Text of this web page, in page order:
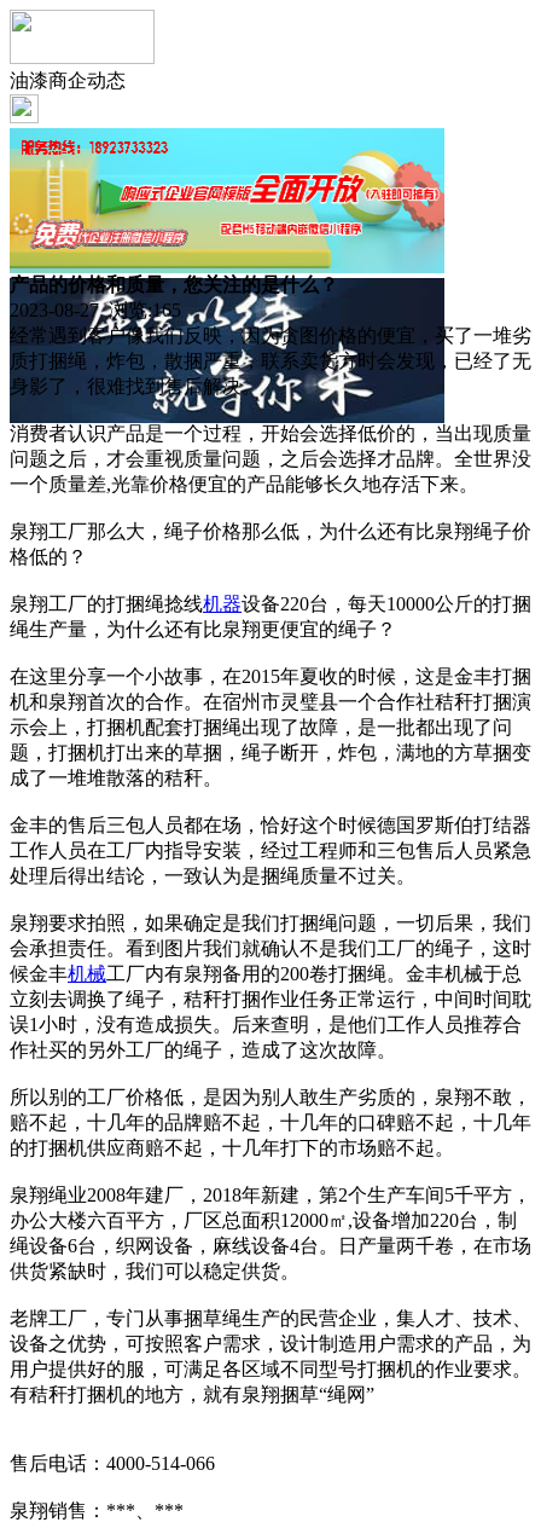
油漆商企动态
产品的价格和质量，您关注的是什么？
2023-08-27 浏览:165
经常遇到客户像我们反映，因为贪图价格的便宜，买了一堆劣
质打捆绳，炸包，散捆严重，联系卖货方时会发现，已经了无
身影了，很难找到售后解决。
消费者认识产品是一个过程，开始会选择低价的，当出现质量
问题之后，才会重视质量问题，之后会选择才品牌。全世界没
一个质量差,光靠价格便宜的产品能够长久地存活下来。
泉翔工厂那么大，绳子价格那么低，为什么还有比泉翔绳子价
格低的？
泉翔工厂的打捆绳捻线机器设备220台，每天10000公斤的打捆
绳生产量，为什么还有比泉翔更便宜的绳子？
在这里分享一个小故事，在2015年夏收的时候，这是金丰打捆
机和泉翔首次的合作。在宿州市灵璧县一个合作社秸秆打捆演
示会上，打捆机配套打捆绳出现了故障，是一批都出现了问
题，打捆机打出来的草捆，绳子断开，炸包，满地的方草捆变
成了一堆堆散落的秸秆。
金丰的售后三包人员都在场，恰好这个时候德国罗斯伯打结器
工作人员在工厂内指导安装，经过工程师和三包售后人员紧急
处理后得出结论，一致认为是捆绳质量不过关。
泉翔要求拍照，如果确定是我们打捆绳问题，一切后果，我们
会承担责任。看到图片我们就确认不是我们工厂的绳子，这时
候金丰机械工厂内有泉翔备用的200卷打捆绳。金丰机械于总
立刻去调换了绳子，秸秆打捆作业任务正常运行，中间时间耽
误1小时，没有造成损失。后来查明，是他们工作人员推荐合
作社买的另外工厂的绳子，造成了这次故障。
所以别的工厂价格低，是因为别人敢生产劣质的，泉翔不敢，
赔不起，十几年的品牌赔不起，十几年的口碑赔不起，十几年
的打捆机供应商赔不起，十几年打下的市场赔不起。
泉翔绳业2008年建厂，2018年新建，第2个生产车间5千平方，
办公大楼六百平方，厂区总面积12000㎡,设备增加220台，制
绳设备6台，织网设备，麻线设备4台。日产量两千卷，在市场
供货紧缺时，我们可以稳定供货。
老牌工厂，专门从事捆草绳生产的民营企业，集人才、技术、
设备之优势，可按照客户需求，设计制造用户需求的产品，为
用户提供好的服，可满足各区域不同型号打捆机的作业要求。
有秸秆打捆机的地方，就有泉翔捆草“绳网”
售后电话：4000-514-066
泉翔销售：***、***